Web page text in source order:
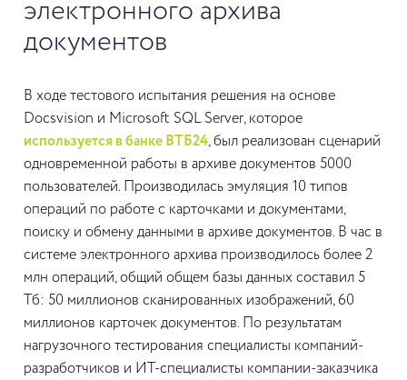
электронного архива
документов
В ходе тестового испытания решения на основе
Docsvision и Microsoft SQL Server, которое
используется в банке ВТБ24, был реализован сценарий
одновременной работы в архиве документов 5000
пользователей. Производилась эмуляция 10 типов
операций по работе с карточками и документами,
поиску и обмену данными в архиве документов. В час в
системе электронного архива производилось более 2
млн операций, общий общем базы данных составил 5
Тб: 50 миллионов сканированных изображений, 60
миллионов карточек документов. По результатам
нагрузочного тестирования специалисты компаний-
разработчиков и ИТ-специалисты компании-заказчика